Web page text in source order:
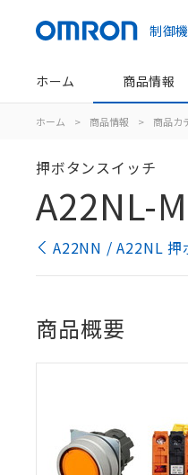
制御
ホーム 商品情報
ホーム > 商品情報 > 商品カ
押ボタンスイッチ
A22NL-
A22NN / A22NL 押
商品概要